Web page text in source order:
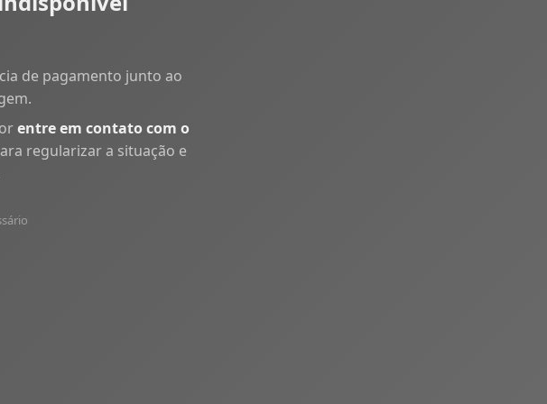
de pagamento junto ao
entre em contato com o
regularizar a situação e